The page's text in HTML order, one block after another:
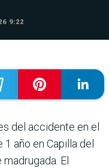
9:22
del accidente en el
año en Capilla del
El